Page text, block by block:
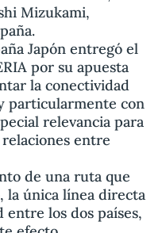
Mizukami,
Japón entregó el
por su apuesta
la conectividad
particularmente con
relevancia para
entre
de una ruta que
la única línea directa
entre los dos países,